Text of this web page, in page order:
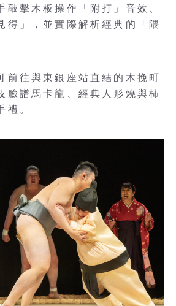
敲擊木板操作「附打」音效、
得」，並實際解析經典的「隈
前往與東銀座站直結的木挽町
臉譜馬卡龍、經典人形燒與柿
禮。